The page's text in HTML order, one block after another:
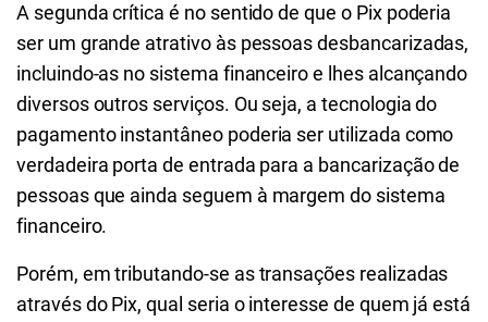
A segunda crítica é no sentido de que o Pix poderia
ser um grande atrativo às pessoas desbancarizadas,
incluindo-as no sistema financeiro e lhes alcançando
diversos outros serviços. Ou seja, a tecnologia do
pagamento instantâneo poderia ser utilizada como
verdadeira porta de entrada para a bancarização de
pessoas que ainda seguem à margem do sistema
financeiro.
Porém, em tributando-se as transações realizadas
através do Pix, qual seria o interesse de quem já está